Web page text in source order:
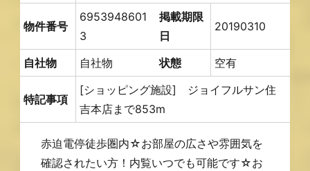
物件番号
6953948601
3
掲載期限
日
20190310
自社物 自社物 状態 空有
特記事項
[ショッピング施設] ジョイフルサン住
吉本店まで853m
赤迫電停徒歩圏内☆お部屋の広さや雰囲気を
確認されたい方！内覧いつでも可能です☆お